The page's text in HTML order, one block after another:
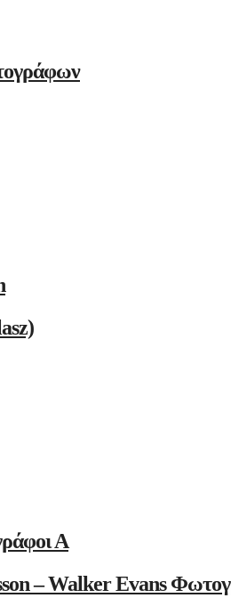
Α
– Walker Evans